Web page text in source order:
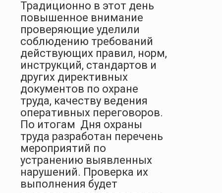
Традиционно в этот день
повышенное внимание
проверяющие уделили
соблюдению требований
действующих правил, норм,
инструкций, стандартов и
других директивных
документов по охране
труда, качеству ведения
оперативных переговоров.
По итогам Дня охраны
труда разработан перечень
мероприятий по
устранению выявленных
нарушений. Проверка их
выполнения будет